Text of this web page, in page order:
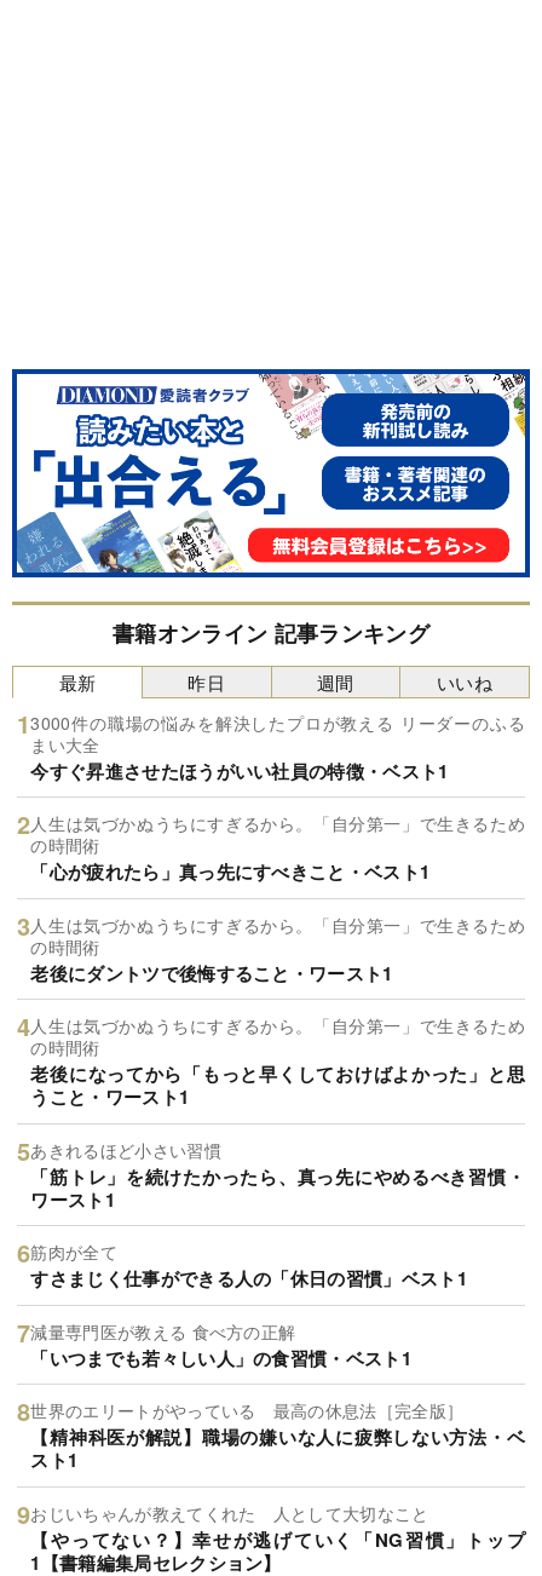
書籍オンライン 記事ランキング
最新
3000件の職場の悩みを解決したプロが教える リーダーのふる
まい大全
今すぐ昇進させたほうがいい社員の特徴・ベスト1
人生は気づかぬうちにすぎるから。「自分第一」で生きるため
の時間術
「心が疲れたら」真っ先にすべきこと・ベスト1
人生は気づかぬうちにすぎるから。「自分第一」で生きるため
の時間術
老後にダントツで後悔すること・ワースト1
人生は気づかぬうちにすぎるから。「自分第一」で生きるため
の時間術
老後になってから「もっと早くしておけばよかった」と思
うこと・ワースト1
あきれるほど小さい習慣
「筋トレ」を続けたかったら、真っ先にやめるべき習慣・
ワースト1
筋肉が全て
すさまじく仕事ができる人の「休日の習慣」ベスト1
減量専門医が教える 食べ方の正解
「いつまでも若々しい人」の食習慣・ベスト1
世界のエリートがやっている 最高の休息法［完全版］
【精神科医が解説】職場の嫌いな人に疲弊しない方法・ベ
スト1
おじいちゃんが教えてくれた 人として大切なこと
【やってない？】幸せが逃げていく「NG習慣」トップ
1【書籍編集局セレクション】
昨日 週間 いいね